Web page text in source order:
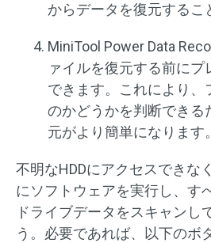
からデータを復元するこ
MiniTool Power Data
ァイルを復元する前に
できます。これにより、
のかどうかを判断できる
元がより簡単になります。
不明なHDDにアクセスできな
にソフトウェアを実行し、す
ドライブデータをスキャンし
う。必要であれば、以下のボ